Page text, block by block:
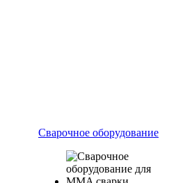
Сварочное оборудование